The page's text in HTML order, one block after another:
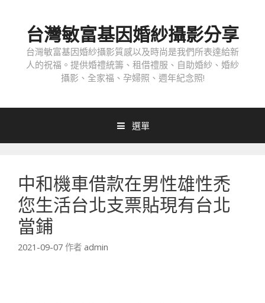
台灣敏富基因婚紗攝影分享
台灣敏富基因婚紗攝影質感以及時尚是我們所表達給新
人的祝福。提供婚禮統籌、租借禮服、自助婚紗、婚紗
攝影、全家福、孕婦照、週年紀念照!
選單
中和機車借款在男性雄性禿
您生活台北支票貼現有台北
當鋪
2021-09-07 作者 admin